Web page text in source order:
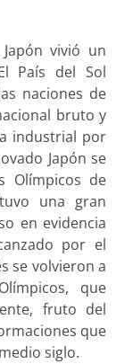
vivió un
País del Sol
naciones de
bruto y
industrial por
Japón se
Olímpicos de
una gran
en evidencia
por el
se volvieron a
que
fruto del
que
siglo.